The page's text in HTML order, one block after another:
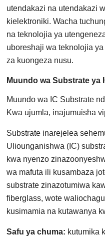
utendakazi na utendakazi
kielektroniki. Wacha
na teknolojia ya
uboreshaji wa teknolojia
za kuongeza nusu.
Muundo wa Substrate ya
Muundo wa IC Substrate
Kwa ujumla, inajumuisha
Substrate inarejelea
Uliounganishwa (IC)
kwa nyenzo
wa mafuta ili kusambaza
substrate zinazotumiwa
fiberglass, wote
kusimamia na kutawanya
Safu ya chuma: kutumika